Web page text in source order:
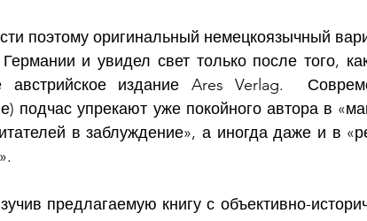
поэтому оригинальный немецкоязычный
и увидел свет только после того,
австрийское издание Ares Verlag.
подчас упрекают уже покойного автора в
в заблуждение», а иногда даже и в
предлагаемую книгу с объективно-